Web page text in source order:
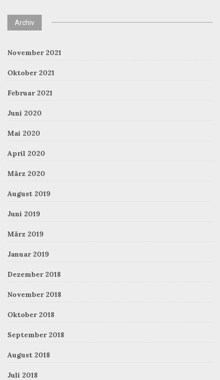
Archiv
November 2021
Oktober 2021
Februar 2021
Juni 2020
Mai 2020
April 2020
März 2020
August 2019
Juni 2019
März 2019
Januar 2019
Dezember 2018
November 2018
Oktober 2018
September 2018
August 2018
Juli 2018